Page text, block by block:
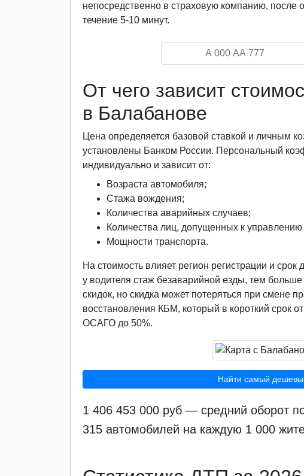
непосредственно в страховую компанию,
течение 5-10 минут.
От чего зависит
в Балабанове
Цена определяется базовой ставкой и
установлены Банком России. Персональный
индивидуально и зависит от:
Возраста автомобиля;
Стажа вождения;
Количества аварийных случаев;
Количества лиц, допущенных к
Мощности транспорта.
На стоимость влияет регион регистрации и
у водителя стаж безаварийной езды, тем
скидок, но скидка может потеряться при смене
восстановления КБМ, который в короткий срок
ОСАГО до 50%.
Найти самый
1 406 453 000 руб — средний оборот
315 автомобилей на каждую 1 000